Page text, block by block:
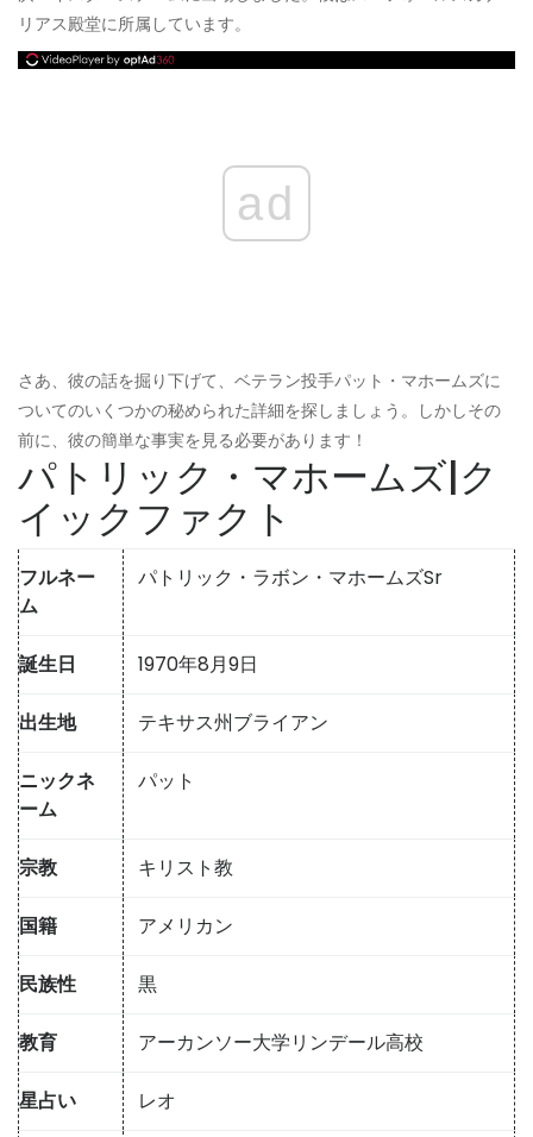
リアス殿堂に所属しています。
ad
さあ、彼の話を掘り下げて、ベテラン投手パット・マホームズに
ついてのいくつかの秘められた詳細を探しましょう。しかしその
前に、彼の簡単な事実を見る必要があります！
パトリック・マホームズ|ク
イックファクト
フルネー
ム
パトリック・ラボン・マホームズSr
誕生日 1970年8月9日
出生地 テキサス州ブライアン
ニックネ
ーム
パット
宗教 キリスト教
国籍 アメリカン
民族性 黒
教育 アーカンソー大学リンデール高校
星占い レオ